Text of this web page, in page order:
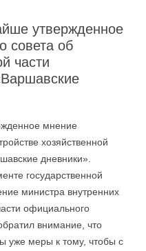
утвержденное
совета об
части
мнение
хозяйственной
дневники».
государственной
министра внутренних
официального
внимание, что
уже меры к тому, чтобы с